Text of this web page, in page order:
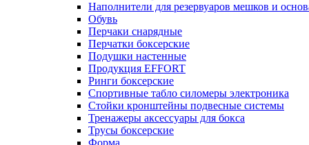
Наполнители для резервуаров мешков и
Обувь
Перчаки снарядные
Перчатки боксерские
Подушки настенные
Продукция EFFORT
Ринги боксерские
Спортивные табло силомеры электроника
Стойки кронштейны подвесные системы
Тренажеры аксессуары для бокса
Трусы боксерские
Форма